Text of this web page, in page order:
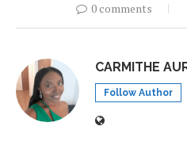
0 comments
CARMITHE
Follow Author